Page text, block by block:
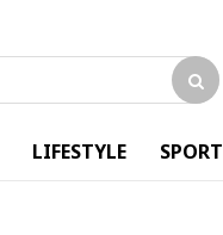
LIFESTYLE SPORT